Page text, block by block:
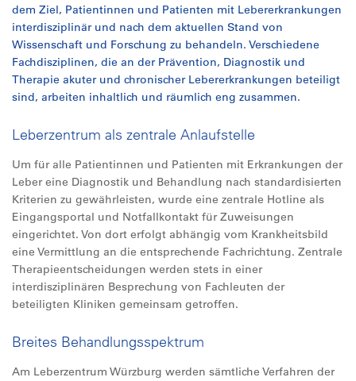
dem Ziel, Patientinnen und Patienten mit Lebererkrankungen
interdisziplinär und nach dem aktuellen Stand von
Wissenschaft und Forschung zu behandeln. Verschiedene
Fachdisziplinen, die an der Prävention, Diagnostik und
Therapie akuter und chronischer Lebererkrankungen beteiligt
sind, arbeiten inhaltlich und räumlich eng zusammen.
Leberzentrum als zentrale Anlaufstelle
Um für alle Patientinnen und Patienten mit Erkrankungen der
Leber eine Diagnostik und Behandlung nach standardisierten
Kriterien zu gewährleisten, wurde eine zentrale Hotline als
Eingangsportal und Notfallkontakt für Zuweisungen
eingerichtet. Von dort erfolgt abhängig vom Krankheitsbild
eine Vermittlung an die entsprechende Fachrichtung. Zentrale
Therapieentscheidungen werden stets in einer
interdisziplinären Besprechung von Fachleuten der
beteiligten Kliniken gemeinsam getroffen.
Breites Behandlungsspektrum
Am Leberzentrum Würzburg werden sämtliche Verfahren der